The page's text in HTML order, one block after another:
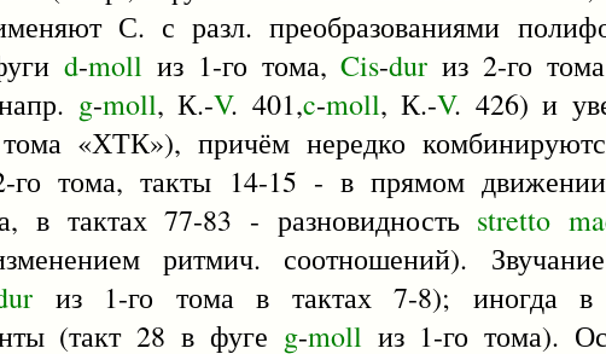
С. с разл. преобразованиями
d-moll из 1-го тома,Cis-dur из 2-го
g-moll, К.-V. 401,c-moll, К.-V. 426) и
«ХТК»), причём нередко
го тома, такты 14-15 - в прямом
в тактах 77-83 - разновидность stretto
ритмич. соотношений).
из 1-го тома в тактах 7-8); иногда в
(такт 28 в фуге g-moll из 1-го тома).